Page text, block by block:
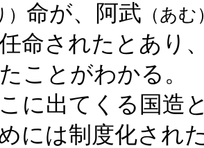
命が、阿武 （あむ
命されたとあり
ことがわかる。
に出てくる国造
には制度化され